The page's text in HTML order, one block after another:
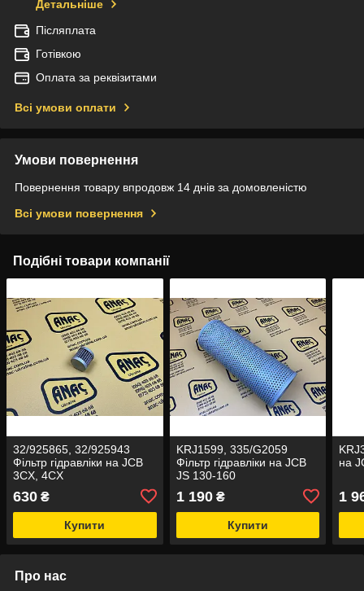
Детальніше
Післяплата
Готівкою
Оплата за реквізитами
Всі умови оплати
Умови повернення
Повернення товару впродовж 14 днів за домовленістю
Всі умови повернення
Подібні товари компанії
32/925865, 32/925943
Фільтр гідравліки на JCB
3CX, 4CX
630 ₴
Купити
KRJ1599, 335/G2059
Фільтр гідравліки на JCB
JS 130-160
1 190₴
Купити
на
1
Про нас